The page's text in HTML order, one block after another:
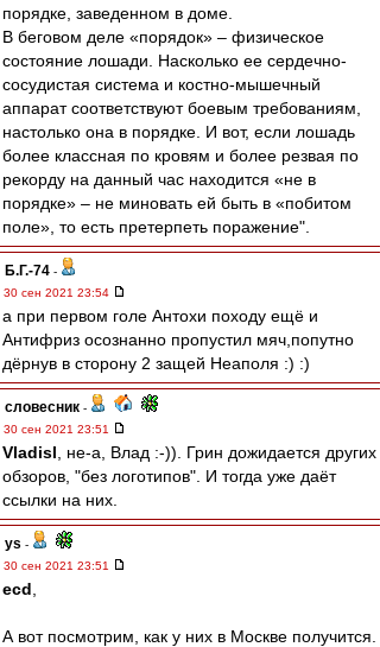
порядке, заведенном в доме.
В беговом деле «порядок» – физическое
состояние лошади. Насколько ее сердечно-
сосудистая система и костно-мышечный
аппарат соответствуют боевым требованиям,
настолько она в порядке. И вот, если лошадь
более классная по кровям и более резвая по
рекорду на данный час находится «не в
порядке» – не миновать ей быть в «побитом
поле», то есть претерпеть поражение".
Б.Г.-74 -
30 сен 2021 23:54
а при первом голе Антохи походу ещё и
Антифриз осознанно пропустил мяч,попутно
дёрнув в сторону 2 защей Неаполя :) :)
словесник -
30 сен 2021 23:51
Vladisl , не-а, Влад :-)). Грин дожидается других
обзоров, "без логотипов". И тогда уже даёт
ссылки на них.
ys -
30 сен 2021 23:51
ecd
А вот посмотрим, как у них в Москве получится.